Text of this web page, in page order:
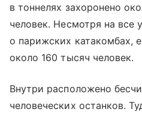
в тоннелях захоронено
человек. Несмотря на
о парижских катакомбах,
около 160 тысяч человек.
Внутри расположено
человеческих останков.